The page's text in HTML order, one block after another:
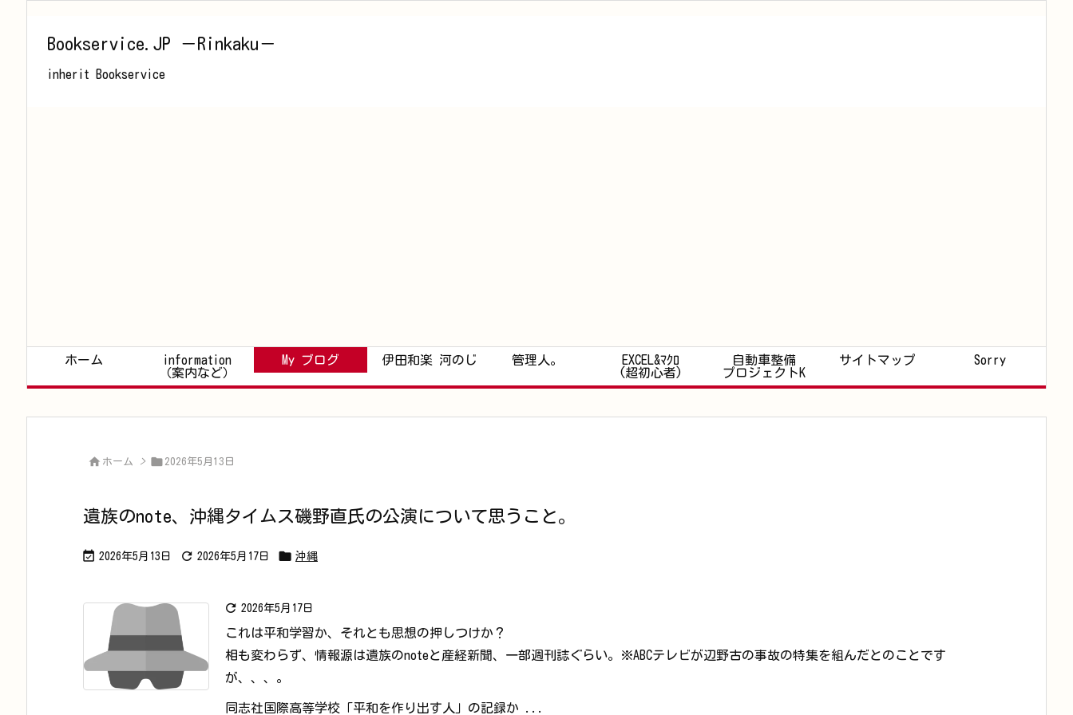
Bookservice.JP －Rinkaku－
inherit Bookservice
ホーム
information
（案内など）
My ブログ 伊田和楽 河のじ 管理人。
EXCEL&ﾏｸﾛ
(超初心者)
自動車整備
プロジェクトK
サイトマップ Sorry
 ホーム >  2026年5月13日
遺族のnote、沖縄タイムス磯野直氏の公演について思うこと。
 2026年5月13日  2026年5月17日  沖縄
 2026年5月17日
これは平和学習か、それとも思想の押しつけか？
相も変わらず、情報源は遺族のnoteと産経新聞、一部週刊誌ぐらい。※ABCテレビが辺野古の事故の特集を組んだとのことです
が、、、。
同志社国際高等学校「平和を作り出す人」の記録か ...